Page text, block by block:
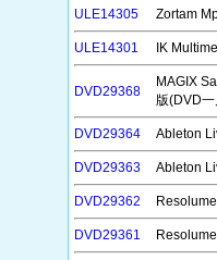
ULE14305 Zortam
ULE14301 IK
DVD29368
MAGIX
版(DVD
DVD29364 Ableton
DVD29363 Ableton
DVD29362
DVD29361